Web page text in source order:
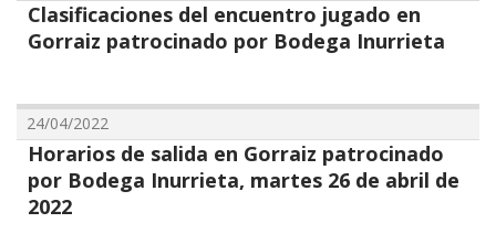
Clasificaciones del encuentro jugado en
Gorraiz patrocinado por Bodega Inurrieta
24/04/2022
Horarios de salida en Gorraiz patrocinado
por Bodega Inurrieta, martes 26 de abril de
2022